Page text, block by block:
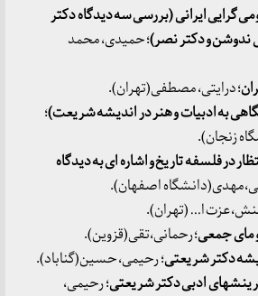
گرایی ایرانی (بررسی سه دیدگاه دکتر
ندوشن و دکتر نصر)؛ حمیدی، محمد
؛ درایتی، مصطفی(تهران).
به ادبیات و هنر در اندیشه شریعت)؛
زنجان).
در فلسفه تاریخ و اشاره ای به دیدگاه
اصفهان).
عزت ا… (تهران).
مای جمعی؛ رحمانی،تقی(قزوین).
دکتر شریعتی؛ رحیمی، حسین(گناباد).
ادبی دکتر شریعتی؛ رحیمی،